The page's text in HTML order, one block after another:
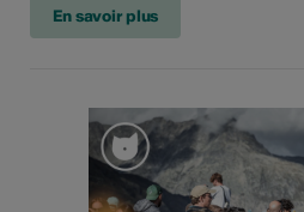
En savoir plus